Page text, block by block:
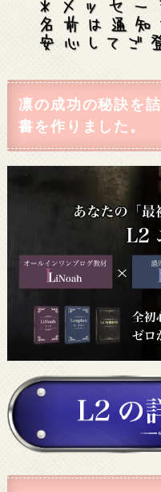
凛の成功の秘訣を
書を作りました。